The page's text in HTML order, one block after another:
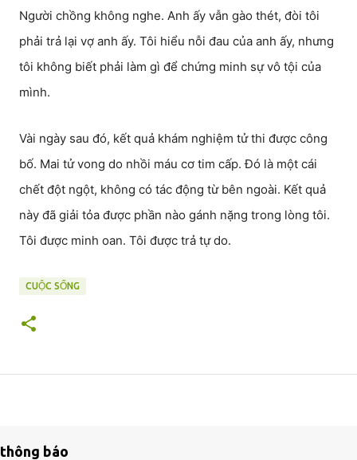
Người chồng không nghe. Anh ấy vẫn gào thét, đòi tôi
phải trả lại vợ anh ấy. Tôi hiểu nỗi đau của anh ấy, nhưng
tôi không biết phải làm gì để chứng minh sự vô tội của
mình.
Vài ngày sau đó, kết quả khám nghiệm tử thi được công
bố. Mai tử vong do nhồi máu cơ tim cấp. Đó là một cái
chết đột ngột, không có tác động từ bên ngoài. Kết quả
này đã giải tỏa được phần nào gánh nặng trong lòng tôi.
Tôi được minh oan. Tôi được trả tự do.
CUỘC SỐNG
thông báo